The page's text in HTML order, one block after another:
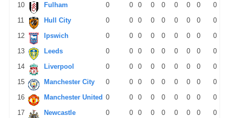
10 Fulham 0 0 0 0 0 0 0 0
0
11
Hull City 0 0 0 0 0 0 0 0
0
12
Ipswich 0 0 0 0 0 0 0 0
0
13
Leeds 0 0 0 0 0 0 0 0
0
14
Liverpool 0 0 0 0 0 0 0 0
0
15
Manchester City 0 0 0 0 0 0 0 0
0
16
Manchester United 0 0 0 0 0 0 0 0
0
17
Newcastle 0 0 0 0 0 0 0 0
0